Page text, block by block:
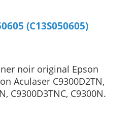
(C13S050605)
noir original Epson
Aculaser C9300D2TN,
C9300D3TNC, C9300N.